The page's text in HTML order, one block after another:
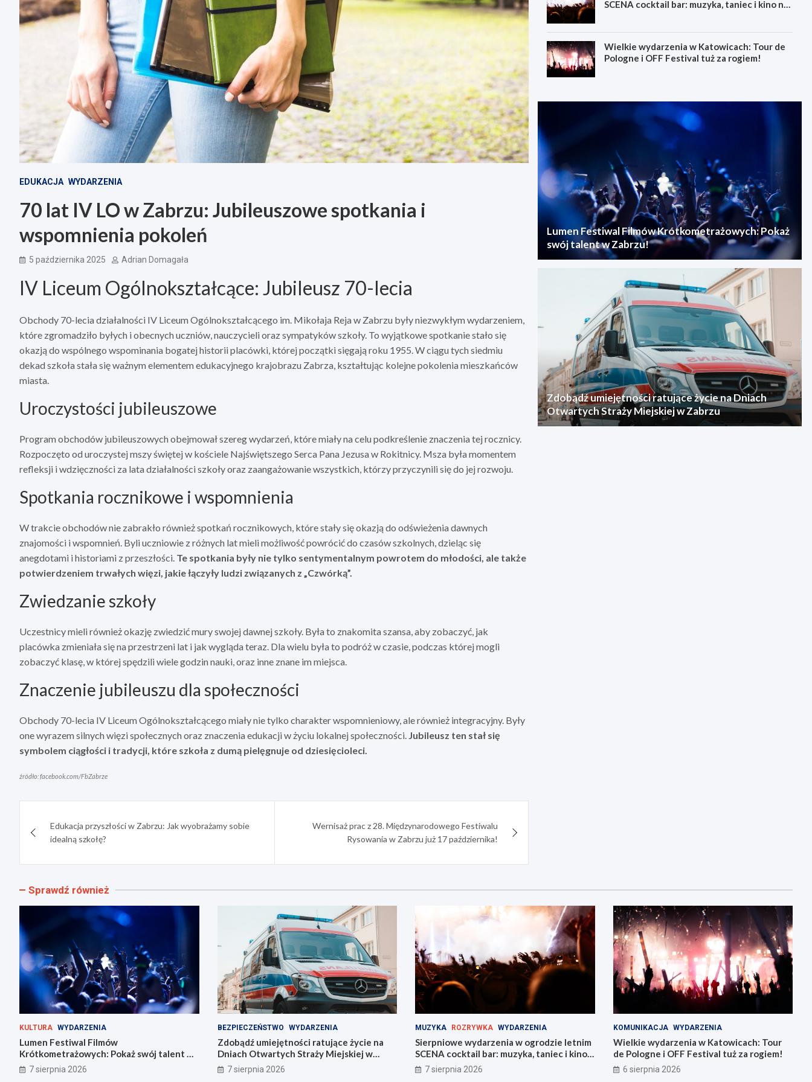
EDUKACJA WYDARZENIA
70 lat IV LO w Zabrzu: Jubileuszowe spotkania i
wspomnienia pokoleń
5 października 2025 Adrian Domagała
IV Liceum Ogólnokształcące: Jubileusz 70-lecia
Obchody 70-lecia działalności IV Liceum Ogólnokształcącego im. Mikołaja Reja w Zabrzu były niezwykłym wydarzeniem,
które zgromadziło byłych i obecnych uczniów, nauczycieli oraz sympatyków szkoły. To wyjątkowe spotkanie stało się
okazją do wspólnego wspominania bogatej historii placówki, której początki sięgają roku 1955. W ciągu tych siedmiu
dekad szkoła stała się ważnym elementem edukacyjnego krajobrazu Zabrza, kształtując kolejne pokolenia mieszkańców
miasta.
Uroczystości jubileuszowe
Program obchodów jubileuszowych obejmował szereg wydarzeń, które miały na celu podkreślenie znaczenia tej rocznicy.
Rozpoczęto od uroczystej mszy świętej w kościele Najświętszego Serca Pana Jezusa w Rokitnicy. Msza była momentem
refleksji i wdzięczności za lata działalności szkoły oraz zaangażowanie wszystkich, którzy przyczynili się do jej rozwoju.
Spotkania rocznikowe i wspomnienia
W trakcie obchodów nie zabrakło również spotkań rocznikowych, które stały się okazją do odświeżenia dawnych
znajomości i wspomnień. Byli uczniowie z różnych lat mieli możliwość powrócić do czasów szkolnych, dzieląc się
anegdotami i historiami z przeszłości. Te spotkania były nie tylko sentymentalnym powrotem do młodości, ale także
potwierdzeniem trwałych więzi, jakie łączyły ludzi związanych z „Czwórką”.
Zwiedzanie szkoły
Uczestnicy mieli również okazję zwiedzić mury swojej dawnej szkoły. Była to znakomita szansa, aby zobaczyć, jak
placówka zmieniała się na przestrzeni lat i jak wygląda teraz. Dla wielu była to podróż w czasie, podczas której mogli
zobaczyć klasę, w której spędzili wiele godzin nauki, oraz inne znane im miejsca.
Znaczenie jubileuszu dla społeczności
Obchody 70-lecia IV Liceum Ogólnokształcącego miały nie tylko charakter wspomnieniowy, ale również integracyjny. Były
one wyrazem silnych więzi społecznych oraz znaczenia edukacji w życiu lokalnej społeczności. Jubileusz ten stał się
symbolem ciągłości i tradycji, które szkoła z dumą pielęgnuje od dziesięcioleci.
źródło: facebook.com/FbZabrze
wpisuEdukacja przyszłości w Zabrzu: Jak wyobrażamy sobie
idealną szkołę?
Wernisaż prac z 28. Międzynarodowego Festiwalu
Rysowania w Zabrzu już 17 października!
SCENA cocktail bar: muzyka, taniec i kino na
Wielkie wydarzenia w Katowicach: Tour de
Pologne i OFF Festival tuż za rogiem!
Lumen Festiwal Filmów Krótkometrażowych: Pokaż
swój talent w Zabrzu!
Zdobądź umiejętności ratujące życie na Dniach
Otwartych Straży Miejskiej w Zabrzu
Sprawdź również
KULTURA WYDARZENIA
Lumen Festiwal Filmów
Krótkometrażowych: Pokaż swój talent w
Zabrzu!
7 sierpnia 2026
BEZPIECZEŃSTWO WYDARZENIA
Zdobądź umiejętności ratujące życie na
Dniach Otwartych Straży Miejskiej w
Zabrzu
7 sierpnia 2026
MUZYKA ROZRYWKA WYDARZENIA
Sierpniowe wydarzenia w ogrodzie letnim
SCENA cocktail bar: muzyka, taniec i kino
na świeżym powietrzu
7 sierpnia 2026
KOMUNIKACJA WYDARZENIA
Wielkie wydarzenia w Katowicach: Tour
de Pologne i OFF Festival tuż za rogiem!
6 sierpnia 2026